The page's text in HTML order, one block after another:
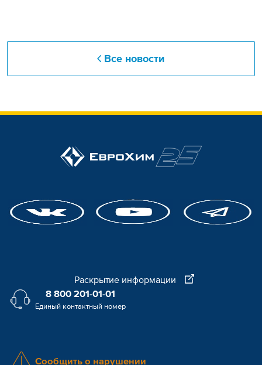
Все новости
8 800 201-01-01
Единый контактный номер
Сообщить о нарушении
Раскрытие информации